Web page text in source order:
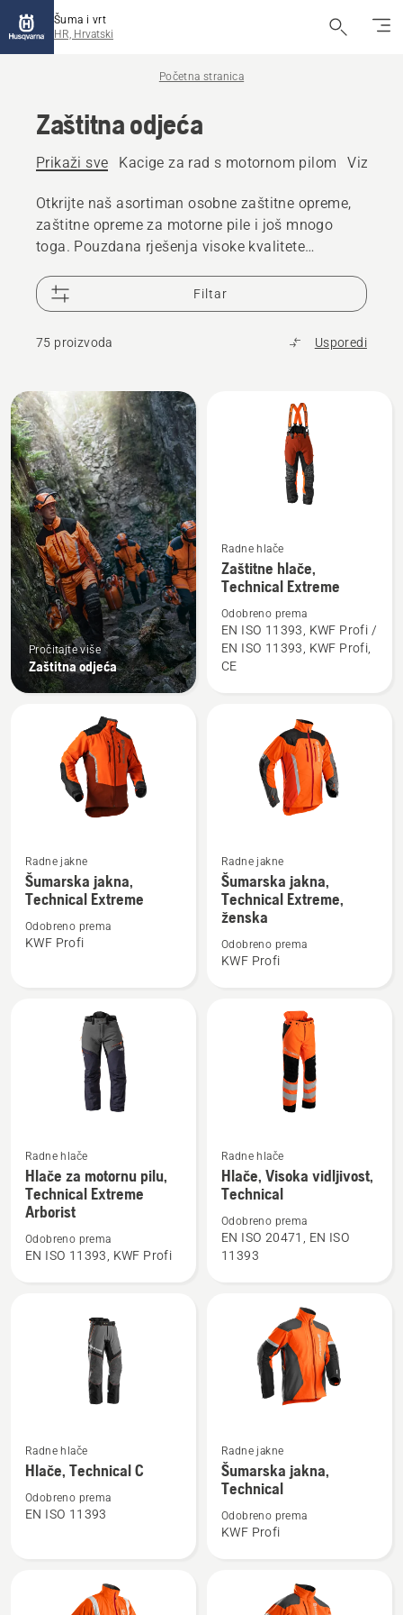
Šuma i vrt
HR, Hrvatski
Početna stranica
Zaštitna odjeća
Prikaži sve Kacige za rad s motornom pilom Viziri i
Otkrijte naš asortiman osobne zaštitne opreme,
zaštitne opreme za motorne pile i još mnogo
toga. Pouzdana rješenja visoke kvalitete
Filtar
75 proizvoda Usporedi
Učitaj
sve
proizvode
Pročitajte više
Zaštitna odjeća
Pogledajte
više
detalja
Zaštitne
hlače,
Radne hlače
Zaštitne hlače,
Technical Extreme
Odobreno prema
EN ISO 11393, KWF Profi /
EN ISO 11393, KWF Profi,
CE
Pogledajte
više
detalja
Šumarska
Radne jakne
Šumarska jakna,
Technical Extreme
Odobreno prema
KWF Profi
Pogledajte
više
detalja
Šumarska
jakna,
Radne jakne
Šumarska jakna,
Technical Extreme,
ženska
Odobreno prema
KWF Profi
Pogledajte
više
detalja
Hlače
za
Radne hlače
Hlače za motornu pilu,
Technical Extreme
Arborist
Odobreno prema
EN ISO 11393, KWF Profi
Pogledajte
više
detalja
Hlače,
Visoka
Radne hlače
Hlače, Visoka vidljivost,
Technical
Odobreno prema
EN ISO 20471, EN ISO
11393
više
detalja
Hlače,
Radne hlače
Hlače, Technical C
Odobreno prema
EN ISO 11393
više
detalja
Šumarska
Radne jakne
Šumarska jakna,
Technical
Odobreno prema
KWF Profi